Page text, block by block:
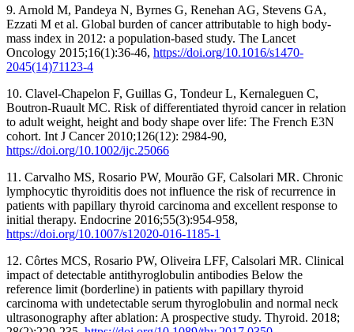
9. Arnold M, Pandeya N, Byrnes G, Renehan AG, Stevens GA,
Ezzati M et al. Global burden of cancer attributable to high body-
mass index in 2012: a population-based study. The Lancet
Oncology 2015;16(1):36-46, https://doi.org/10.1016/s1470-
2045(14)71123-4
10. Clavel-Chapelon F, Guillas G, Tondeur L, Kernaleguen C,
Boutron-Ruault MC. Risk of differentiated thyroid cancer in relation
to adult weight, height and body shape over life: The French E3N
cohort. Int J Cancer 2010;126(12): 2984-90,
https://doi.org/10.1002/ijc.25066
11. Carvalho MS, Rosario PW, Mourão GF, Calsolari MR. Chronic
lymphocytic thyroiditis does not influence the risk of recurrence in
patients with papillary thyroid carcinoma and excellent response to
initial therapy. Endocrine 2016;55(3):954-958,
https://doi.org/10.1007/s12020-016-1185-1
12. Côrtes MCS, Rosario PW, Oliveira LFF, Calsolari MR. Clinical
impact of detectable antithyroglobulin antibodies Below the
reference limit (borderline) in patients with papillary thyroid
carcinoma with undetectable serum thyroglobulin and normal neck
ultrasonography after ablation: A prospective study. Thyroid. 2018;